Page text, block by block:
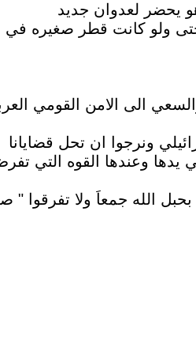
يحضر لعدوان جديد
ولو كانت قطر صغيره
الى الامن القومي
ونرجوا ان تحل قضايانا
يدها وعندها القوه التي
الله جمعاَ ولا تفرقوا "